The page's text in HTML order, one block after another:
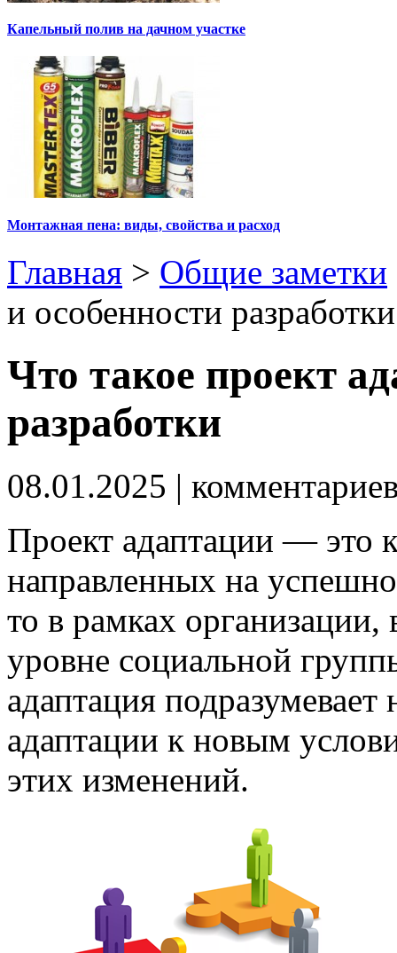
Капельный полив на дачном участке
Монтажная пена: виды, свойства и расход
Главная > Общие заметки
и особенности разработки
Что такое проект
разработки
08.01.2025 |
Проект адаптации — это
направленных на
то в рамках
уровне социальной
адаптация
адаптации к новым
этих изменений.